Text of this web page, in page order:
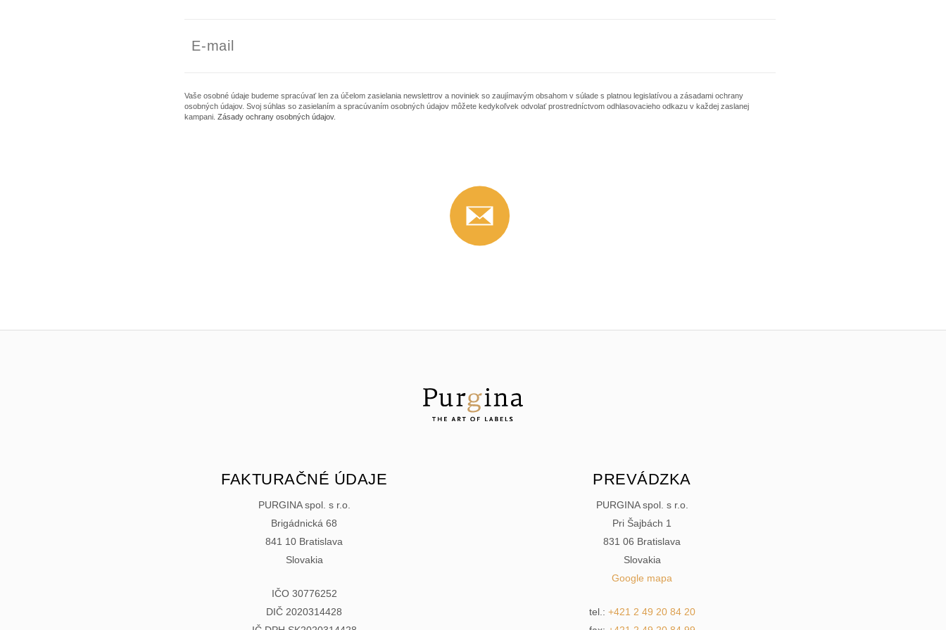
Vaše osobné údaje budeme spracúvať len za účelom zasielania newslettrov a noviniek so zaujímavým obsahom v súlade s platnou legislatívou a zásadami ochrany
osobných údajov. Svoj súhlas so zasielaním a spracúvaním osobných údajov môžete kedykoľvek odvolať prostredníctvom odhlasovacieho odkazu v každej zaslanej
kampani. Zásady ochrany osobných údajov.
FAKTURAČNÉ ÚDAJE
PURGINA spol. s r.o.
Brigádnická 68
841 10 Bratislava
Slovakia
IČO 30776252
DIČ 2020314428
PREVÁDZKA
PURGINA spol. s r.o.
Pri Šajbách 1
831 06 Bratislava
Slovakia
Google mapa
tel.: +421 2 49 20 84 20